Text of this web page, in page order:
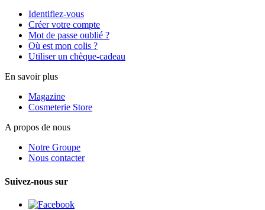
Identifiez-vous
Créer votre compte
Mot de passe oublié ?
Où est mon colis ?
Utiliser un chèque-cadeau
En savoir plus
Magazine
Cosmeterie Store
A propos de nous
Notre Groupe
Nous contacter
Suivez-nous sur